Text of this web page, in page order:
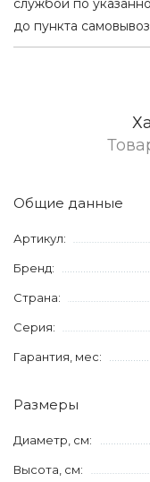
службой по
до пункта
Общие данные
Артикул:
Бренд:
Страна:
Серия:
Гарантия, мес:
Размеры
Диаметр, см:
Высота, см: